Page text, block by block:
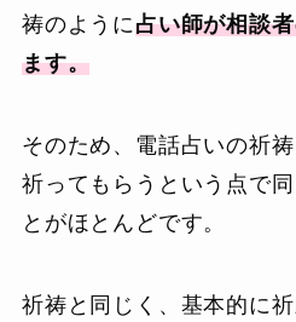
祷のように占い師が相談
ます。
そのため、電話占いの祈
祈ってもらうという点で
とがほとんどです。
祈祷と同じく、基本的に